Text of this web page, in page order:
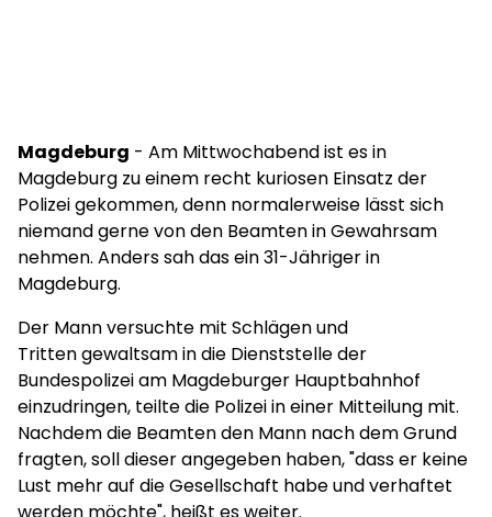
Magdeburg - Am Mittwochabend ist es in
Magdeburg zu einem recht kuriosen Einsatz der
Polizei gekommen, denn normalerweise lässt sich
niemand gerne von den Beamten in Gewahrsam
nehmen. Anders sah das ein 31-Jähriger in
Magdeburg.
Der Mann versuchte mit Schlägen und
Tritten gewaltsam in die Dienststelle der
Bundespolizei am Magdeburger Hauptbahnhof
einzudringen, teilte die Polizei in einer Mitteilung mit.
Nachdem die Beamten den Mann nach dem Grund
fragten, soll dieser angegeben haben, "dass er keine
Lust mehr auf die Gesellschaft habe und verhaftet